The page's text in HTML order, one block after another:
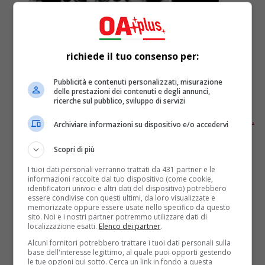
6 anni fa
Quarant’anni fa usciva “Dalla”,
capolavoro di Lucio
DALLA | LA RECENSIONE Nono album in studio di
Lucio Dalla, fra i maggiori cantori di Bologna e fra i
rappresentanti più esimi del cantautorato italiano,...
richiede il tuo consenso per:
Pubblicità e contenuti personalizzati, misurazione
delle prestazioni dei contenuti e degli annunci,
ricerche sul pubblico, sviluppo di servizi
Archiviare informazioni su dispositivo e/o accedervi
Scopri di più
I tuoi dati personali verranno trattati da 431 partner e le
informazioni raccolte dal tuo dispositivo (come cookie,
identificatori univoci e altri dati del dispositivo) potrebbero
essere condivise con questi ultimi, da loro visualizzate e
memorizzate oppure essere usate nello specifico da questo
sito. Noi e i nostri partner potremmo utilizzare dati di
localizzazione esatti. Elenco dei partner.
Alcuni fornitori potrebbero trattare i tuoi dati personali sulla
base dell'interesse legittimo, al quale puoi opporti gestendo
le tue opzioni qui sotto. Cerca un link in fondo a questa